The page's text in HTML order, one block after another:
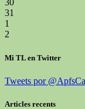
30
31
1
2
Mi TL en Twitter
Tweets por
Articles recents